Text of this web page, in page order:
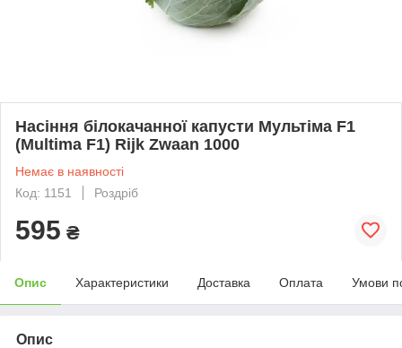
Насіння білокачанної капусти Мультіма F1
(Multima F1) Rijk Zwaan 1000
Немає в наявності
Код: 1151
Роздріб
595 ₴
Опис Характеристики Доставка Оплата Умови
Опис